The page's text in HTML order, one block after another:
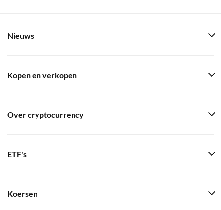
Nieuws
Kopen en verkopen
Over cryptocurrency
ETF's
Koersen